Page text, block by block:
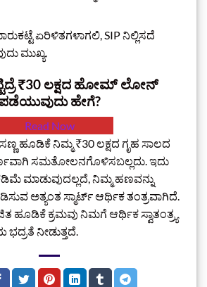
ಏರಿಳಿತಗಳಾಗಲಿ, SIP ನಿಲ್ಲಿಸದೆ
ಮುಖ್ಯ.
₹30 ಲಕ್ಷದ ಹೋಮ್ ಲೋನ್‌‌
ಪಡೆಯುವುದು ಹೇಗೆ?
Read Now
ಹೂಡಿಕೆ ನಿಮ್ಮ ₹30 ಲಕ್ಷದ ಗೃಹ ಸಾಲದ
ಸಮತೋಲನಗೊಳಿಸಬಲ್ಲದು. ಇದು
ಮಾಡುವುದಲ್ಲದೆ, ನಿಮ್ಮ ಹಣವನ್ನು
ಅತ್ಯಂತ ಸ್ಮಾರ್ಟ್ ಆರ್ಥಿಕ ತಂತ್ರವಾಗಿದೆ.
ಕ್ರಮವು ನಿಮಗೆ ಆರ್ಥಿಕ ಸ್ವಾತಂತ್ರ್ಯ
ನೀಡುತ್ತದೆ.